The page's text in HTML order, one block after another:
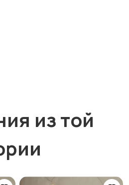
из той